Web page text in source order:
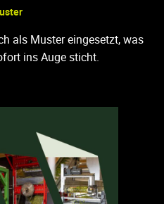
als Muster eingesetzt, was
ins Auge sticht.